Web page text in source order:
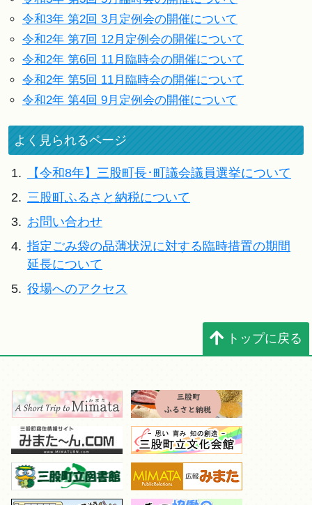
令和3年 第2回 3月定例会の開催について
令和2年 第7回 12月定例会の開催について
令和2年 第6回 11月臨時会の開催について
令和2年 第5回 11月臨時会の開催について
令和2年 第4回 9月定例会の開催について
よく見られるページ
1.
【令和8年】三股町長･町議会議員選挙について
2. 三股町ふるさと納税について
3. お問い合わせ
4. 指定ごみ袋の品薄状況に対する臨時措置の期間
延長について
5. 役場へのアクセス
トップに戻る